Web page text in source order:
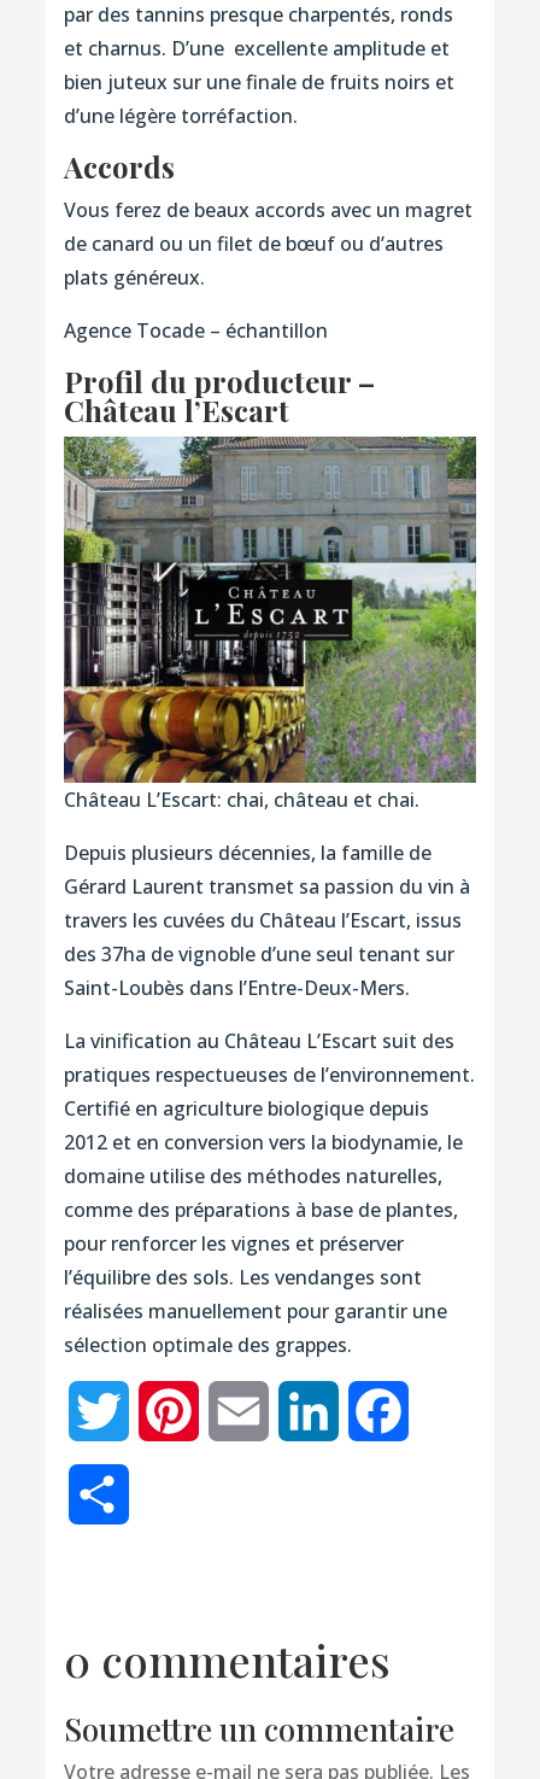
par des tannins presque charpentés, ronds
et charnus. D’une excellente amplitude et
bien juteux sur une finale de fruits noirs et
d’une légère torréfaction.
Accords
Vous ferez de beaux accords avec un magret
de canard ou un filet de bœuf ou d’autres
plats généreux.
Agence Tocade – échantillon
Profil du producteur –
Château l’Escart
Château L’Escart: chai, château et chai.
Depuis plusieurs décennies, la famille de
Gérard Laurent transmet sa passion du vin à
travers les cuvées du Château l’Escart, issus
des 37ha de vignoble d’une seul tenant sur
Saint-Loubès dans l’Entre-Deux-Mers.
La vinification au Château L’Escart suit des
pratiques respectueuses de l’environnement.
Certifié en agriculture biologique depuis
2012 et en conversion vers la biodynamie, le
domaine utilise des méthodes naturelles,
comme des préparations à base de plantes,
pour renforcer les vignes et préserver
l’équilibre des sols. Les vendanges sont
réalisées manuellement pour garantir une
sélection optimale des grappes.
Twitter Pinterest Email LinkedIn
0 commentaires
Soumettre un commentaire
Votre adresse e-mail ne sera pas publiée. Les